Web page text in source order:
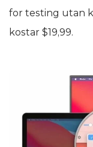
for testing utan
kostar $19,99.